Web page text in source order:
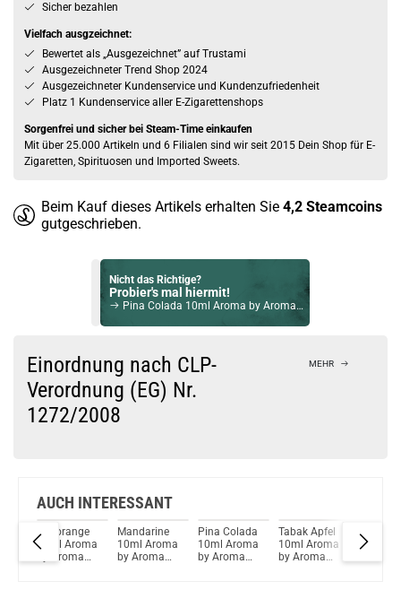
Sicher bezahlen
Vielfach ausgzeichnet:
Bewertet als „Ausgezeichnet” auf Trustami
Ausgezeichneter Trend Shop 2024
Ausgezeichneter Kundenservice und Kundenzufriedenheit
Platz 1 Kundenservice aller E-Zigarettenshops
Sorgenfrei und sicher bei Steam-Time einkaufen
Mit über 25.000 Artikeln und 6 Filialen sind wir seit 2015 Dein Shop für E-
Zigaretten, Spirituosen und Imported Sweets.
Beim Kauf dieses Artikels erhalten Sie 4,2 Steamcoins
gutgeschrieben.
Nicht das Richtige?
Probier's mal hiermit!
Pina Colada 10ml Aroma by Aroma Syndikat
Check das mal!
YeTi Mango Woodruff Ice Overdosed Longfill Aroma
Du willst Kröten sparen?
Schau mal hier!
Einordnung nach CLP-
Verordnung (EG) Nr.
1272/2008
MEHR
AUCH INTERESSANT
Blutorange
10ml Aroma
by Aroma
Mandarine
10ml Aroma
by Aroma
Pina Colada
10ml Aroma
by Aroma
Tabak Apfel
10ml Aroma
by Aroma
Candy 2
10ml